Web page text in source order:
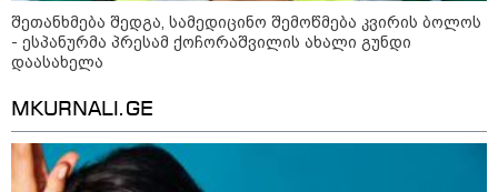
შეთანხმება შედგა, სამედიცინო შემოწმება კვირის ბოლოს
- ესპანურმა პრესამ ქოჩორაშვილის ახალი გუნდი
დაასახელა
MKURNALI.GE